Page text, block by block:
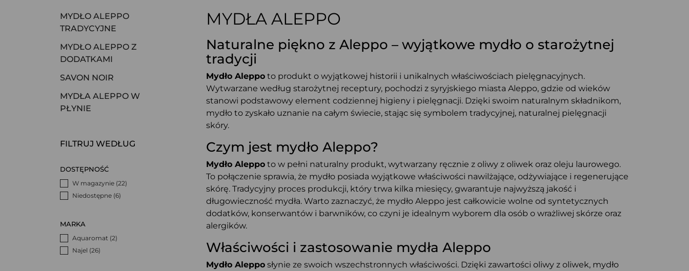
MYDŁO ALEPPO
TRADYCYJNE
MYDŁO ALEPPO Z
DODATKAMI
SAVON NOIR
MYDŁA ALEPPO W
PŁYNIE
FILTRUJ WEDŁUG
DOSTĘPNOŚĆ
W magazynie (22)
Niedostępne (6)
MARKA
Aquaromat (2)
Najel (26)
MYDŁA ALEPPO
Naturalne piękno z Aleppo – wyjątkowe mydło o starożytnej
tradycji
Mydło Aleppo to produkt o wyjątkowej historii i unikalnych właściwościach pielęgnacyjnych.
Wytwarzane według starożytnej receptury, pochodzi z syryjskiego miasta Aleppo, gdzie od wieków
stanowi podstawowy element codziennej higieny i pielęgnacji. Dzięki swoim naturalnym składnikom,
mydło to zyskało uznanie na całym świecie, stając się symbolem tradycyjnej, naturalnej pielęgnacji
skóry.
Czym jest mydło Aleppo?
Mydło Aleppo to w pełni naturalny produkt, wytwarzany ręcznie z oliwy z oliwek oraz oleju laurowego.
To połączenie sprawia, że mydło posiada wyjątkowe właściwości nawilżające, odżywiające i regenerujące
skórę. Tradycyjny proces produkcji, który trwa kilka miesięcy, gwarantuje najwyższą jakość i
długowieczność mydła. Warto zaznaczyć, że mydło Aleppo jest całkowicie wolne od syntetycznych
dodatków, konserwantów i barwników, co czyni je idealnym wyborem dla osób o wrażliwej skórze oraz
alergików.
Właściwości i zastosowanie mydła Aleppo
Mydło Aleppo słynie ze swoich wszechstronnych właściwości. Dzięki zawartości oliwy z oliwek, mydło